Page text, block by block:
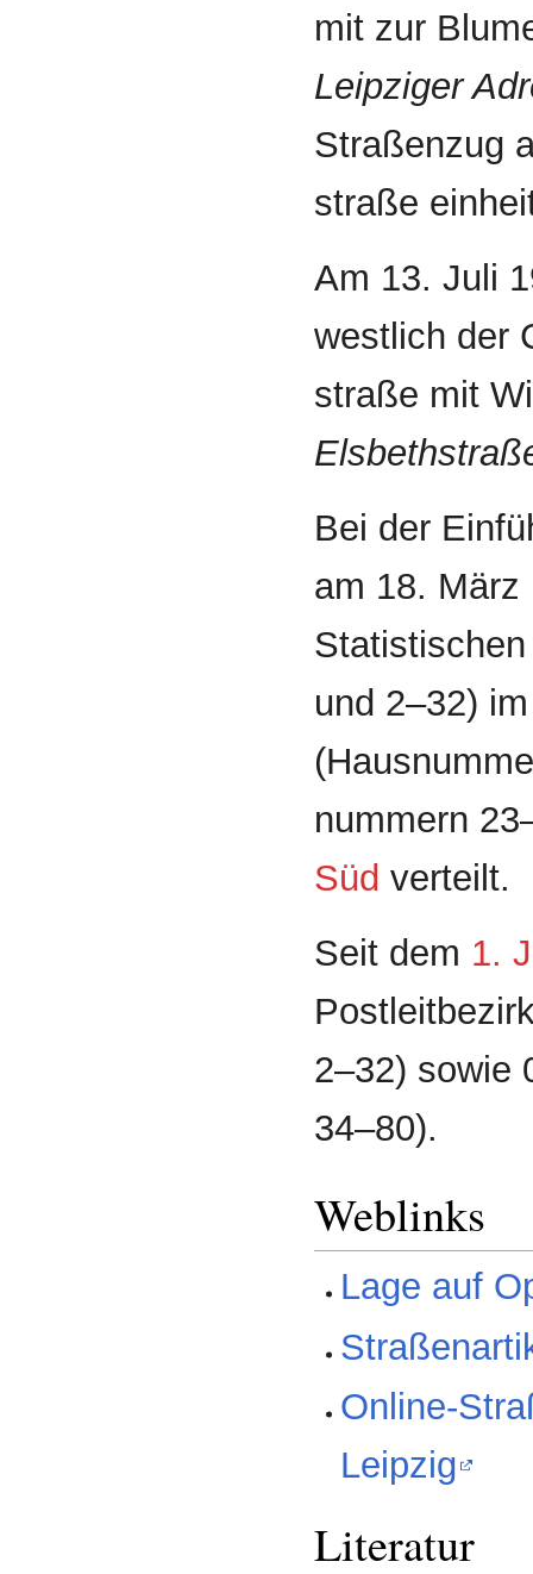
mit zur
Leipziger
Straßenzug
straße
Am 13. Juli
westlich der
straße mit
Bei der
am 18. März
und 2–32)
nummern
Süd verteilt.
Seit dem 1.
2–32) sowie
34–80).
Weblinks
Lage auf
Online-
Leipzig
Literatur